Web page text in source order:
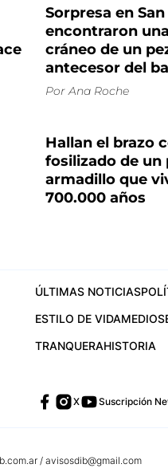
Sorpresa en
encontraron
cráneo de un
antecesor del
Por Ana Roche
Hallan el brazo
fosilizado de un
armadillo que
700.000 años
ÚLTIMAS NOTICIAS
ESTILO DE VIDAMEDIOS
TRANQUERAHISTORIA
X Suscripción
/ avisosdib@gmail.com